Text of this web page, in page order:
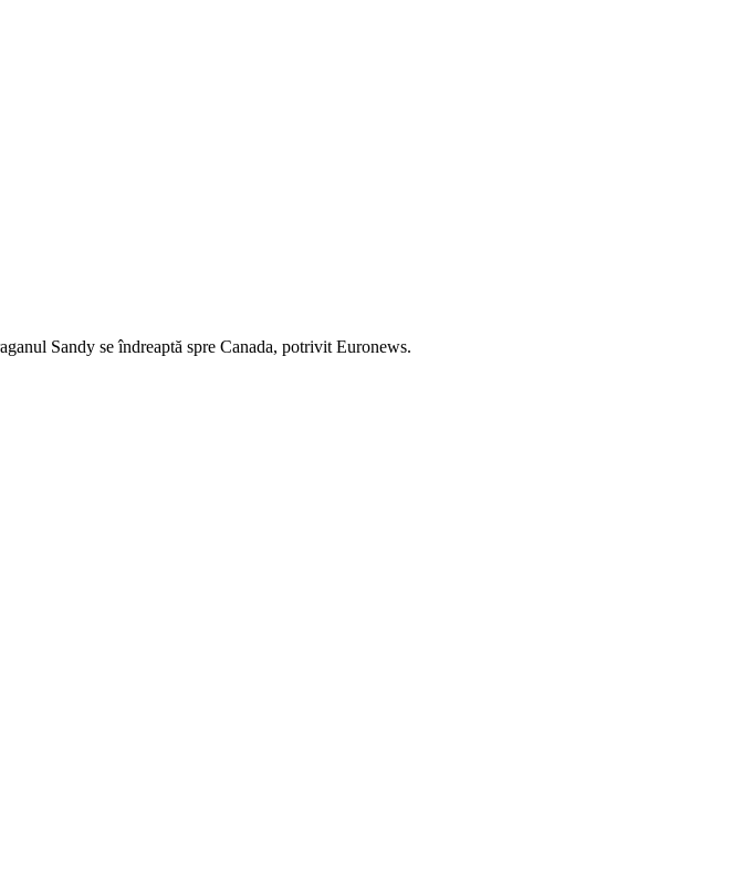
Sandy se îndreaptă spre Canada, potrivit Euronews.